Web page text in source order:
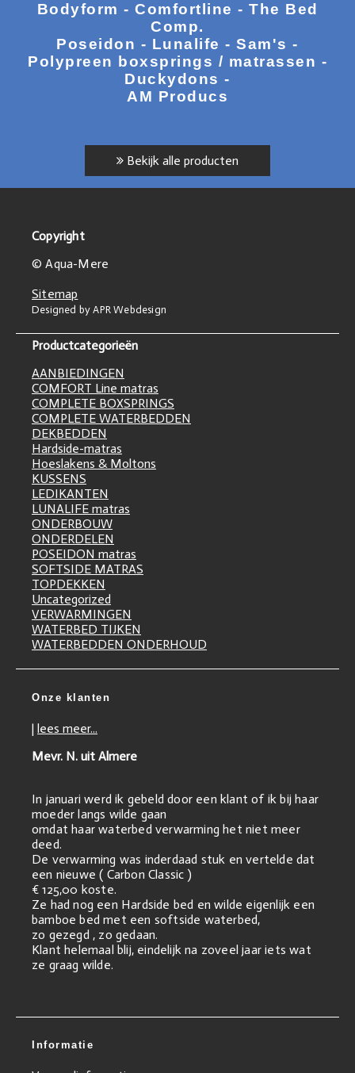
Bodyform - Comfortline - The Bed
Comp.
Poseidon - Lunalife - Sam's -
Polypreen boxsprings / matrassen -
Duckydons -
AM Producs
Bekijk alle producten
Copyright
© Aqua-Mere
Sitemap
Designed by APR Webdesign
Productcategorieën
AANBIEDINGEN
COMFORT Line matras
COMPLETE BOXSPRINGS
COMPLETE WATERBEDDEN
DEKBEDDEN
Hardside-matras
Hoeslakens & Moltons
KUSSENS
LEDIKANTEN
LUNALIFE matras
ONDERBOUW
ONDERDELEN
POSEIDON matras
SOFTSIDE MATRAS
TOPDEKKEN
Uncategorized
VERWARMINGEN
WATERBED TIJKEN
WATERBEDDEN ONDERHOUD
Onze klanten
| lees meer...
Mevr. N. uit Almere
In januari werd ik gebeld door een klant of ik bij haar
moeder langs wilde gaan
omdat haar waterbed verwarming het niet meer
deed.
De verwarming was inderdaad stuk en vertelde dat
een nieuwe ( Carbon Classic )
€ 125,00 koste.
Ze had nog een Hardside bed en wilde eigenlijk een
bamboe bed met een softside waterbed,
zo gezegd , zo gedaan.
Klant helemaal blij, eindelijk na zoveel jaar iets wat
ze graag wilde.
Informatie